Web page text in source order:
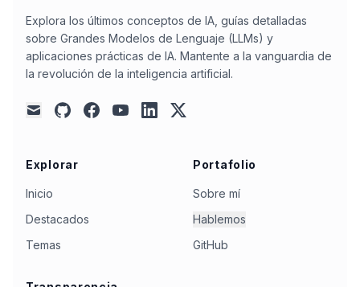
Explora los últimos conceptos de IA, guías detalladas
sobre Grandes Modelos de Lenguaje (LLMs) y
aplicaciones prácticas de IA. Mantente a la vanguardia de
la revolución de la inteligencia artificial.
mail
githubfacebookyoutubelinkedin
x
Explorar
Inicio
Destacados
Temas
Portafolio
Sobre mí
Hablemos
GitHub